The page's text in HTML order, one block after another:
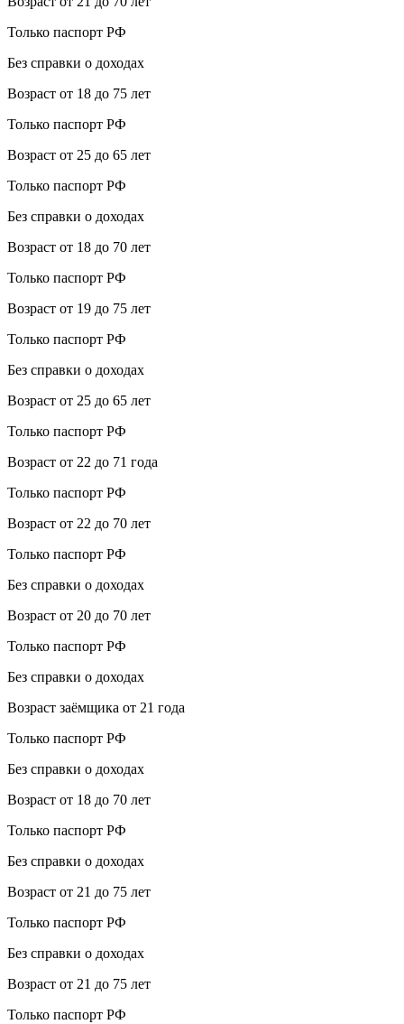
Только паспорт РФ
Без справки о доходах
Возраст от 18 до 75 лет
Только паспорт РФ
Возраст от 25 до 65 лет
Только паспорт РФ
Без справки о доходах
Возраст от 18 до 70 лет
Только паспорт РФ
Возраст от 19 до 75 лет
Только паспорт РФ
Без справки о доходах
Возраст от 25 до 65 лет
Только паспорт РФ
Возраст от 22 до 71 года
Только паспорт РФ
Возраст от 22 до 70 лет
Только паспорт РФ
Без справки о доходах
Возраст от 20 до 70 лет
Только паспорт РФ
Без справки о доходах
Возраст заёмщика от 21 года
Только паспорт РФ
Без справки о доходах
Возраст от 18 до 70 лет
Только паспорт РФ
Без справки о доходах
Возраст от 21 до 75 лет
Только паспорт РФ
Без справки о доходах
Возраст от 21 до 75 лет
Только паспорт РФ